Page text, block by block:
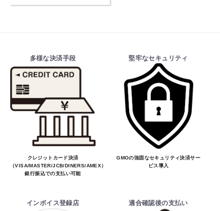
お買物を続ける カートへ進む
多様な決済手段
クレジットカード決済
（VISA/MASTER/JCB/DINERS/AMEX）、
銀行振込での支払い可能
堅牢なセキュリティ
GMOの強固なセキュリティ決済サー
ビス導入
インボイス登録店 適合確認後の支払い